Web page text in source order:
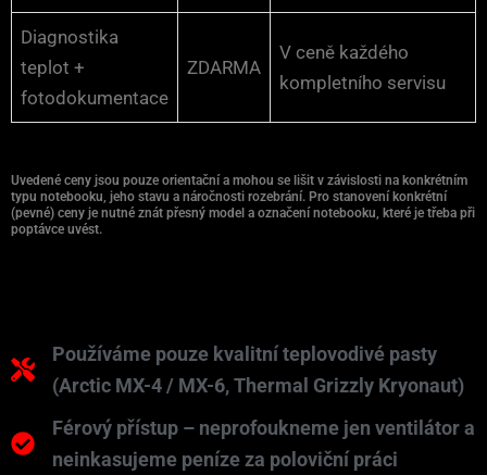
Diagnostika
teplot +
fotodokumentace
ZDARMA
V ceně každého
kompletního servisu
Uvedené ceny jsou pouze orientační a mohou se lišit v závislosti na konkrétním
typu notebooku, jeho stavu a náročnosti rozebrání. Pro stanovení konkrétní
(pevné) ceny je nutné znát přesný model a označení notebooku, které je třeba při
poptávce uvést.
Používáme pouze kvalitní teplovodivé pasty
(Arctic MX-4 / MX-6, Thermal Grizzly Kryonaut)
Férový přístup – neprofoukneme jen ventilátor a
neinkasujeme peníze za poloviční práci